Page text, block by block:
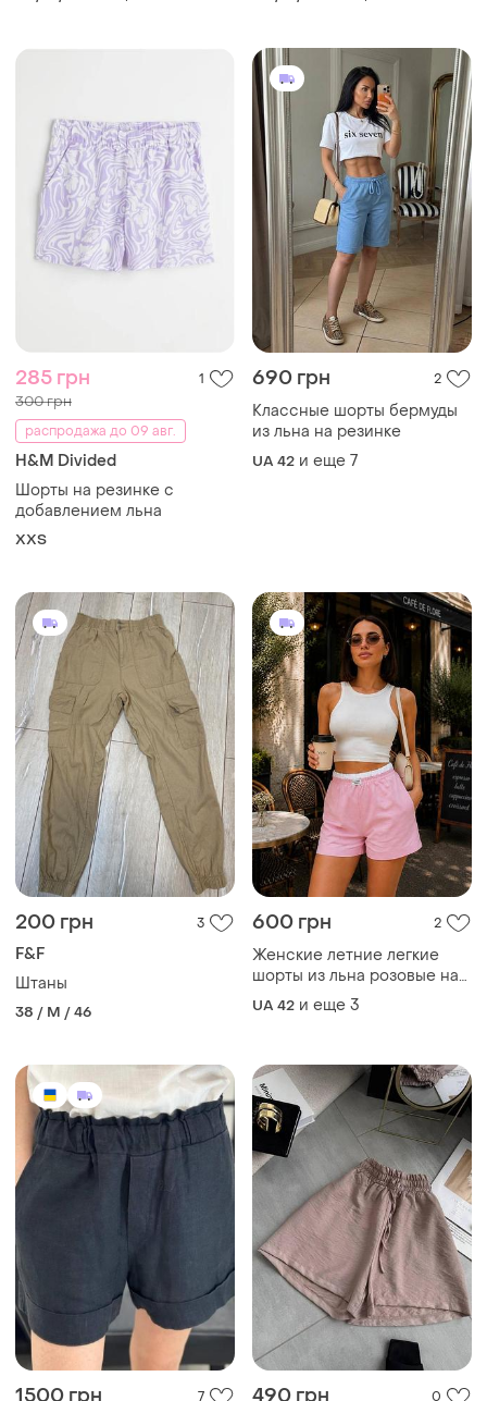
285 грн 1
300 грн
распродажа до 09 авг.
H&M Divided
Шорты на резинке с
добавлением льна
XХS
690 грн 2
Классные шорты бермуды
из льна на резинке
UA 42 и еще 7
200 грн 3
F&F
Штаны
38 / M / 46
600 грн 2
Женские летние легкие
шорты из льна розовые на
резинке
UA 42 и еще 3
1500 грн 7 490 грн 0